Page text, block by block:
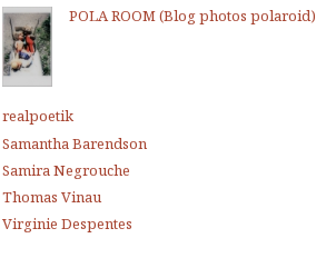
POLA ROOM (Blog photos polaroid)
realpoetik
Samantha Barendson
Samira Negrouche
Thomas Vinau
Virginie Despentes